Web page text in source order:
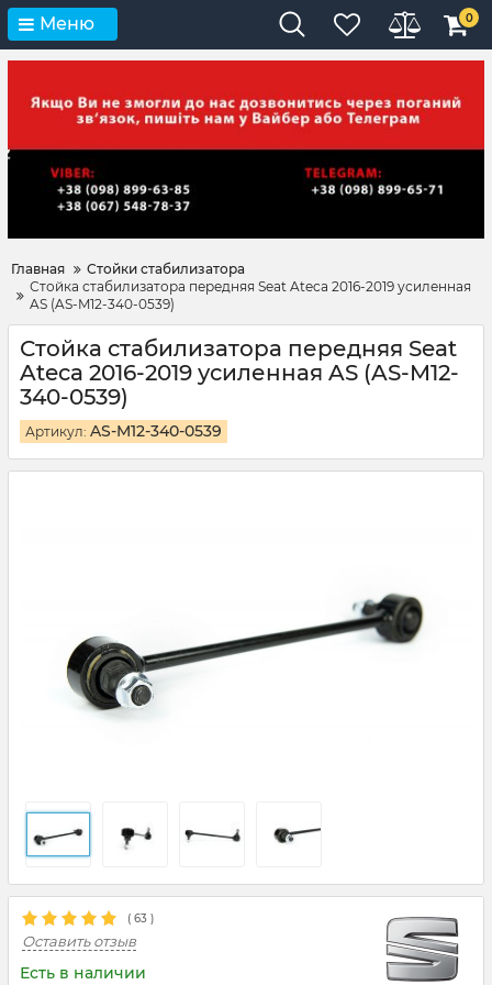
Меню 0
Главная
Стойки стабилизатора
Стойка стабилизатора передняя Seat Ateca 2016-2019 усиленная
AS (AS-M12-340-0539)
Стойка стабилизатора передняя Seat
Ateca 2016-2019 усиленная AS (AS-M12-
340-0539)
Артикул: AS-M12-340-0539
( 63 )
Оставить отзыв
Есть в наличии